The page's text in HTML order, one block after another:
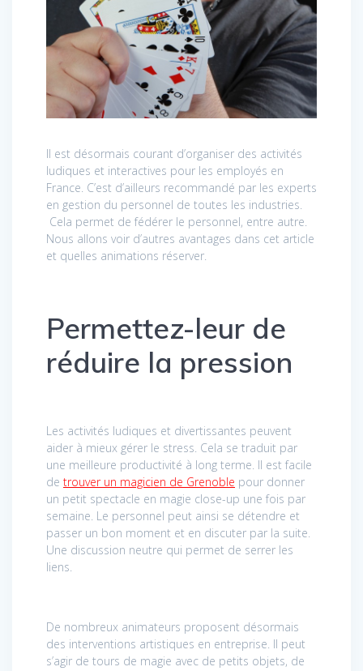
Il est désormais courant d’organiser des activités
ludiques et interactives pour les employés en
France. C’est d’ailleurs recommandé par les experts
en gestion du personnel de toutes les industries.
Cela permet de fédérer le personnel, entre autre.
Nous allons voir d’autres avantages dans cet article
et quelles animations réserver.
Permettez-leur de
réduire la pression
Les activités ludiques et divertissantes peuvent
aider à mieux gérer le stress. Cela se traduit par
une meilleure productivité à long terme. Il est facile
de trouver un magicien de Grenoble pour donner
un petit spectacle en magie close-up une fois par
semaine. Le personnel peut ainsi se détendre et
passer un bon moment et en discuter par la suite.
Une discussion neutre qui permet de serrer les
liens.
De nombreux animateurs proposent désormais
des interventions artistiques en entreprise. Il peut
s’agir de tours de magie avec de petits objets, de